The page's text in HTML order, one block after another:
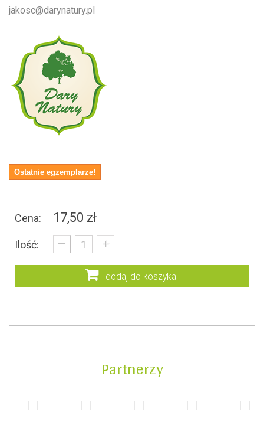
jakosc@darynatury.pl
Ostatnie egzemplarze!
Cena: 17,50 zł
Ilość:
_ +
dodaj do koszyka
Partnerzy